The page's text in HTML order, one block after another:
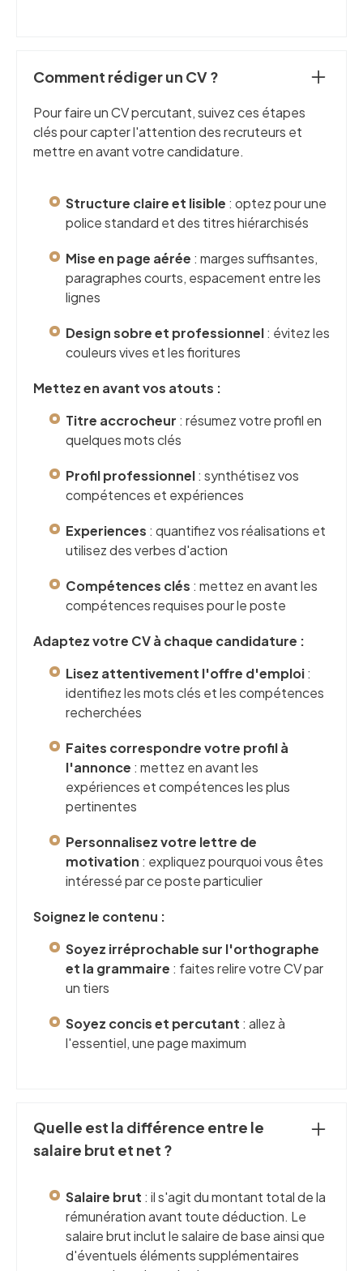
Comment rédiger un CV ?
Pour faire un CV percutant, suivez ces étapes
clés pour capter l'attention des recruteurs et
mettre en avant votre candidature.
Structure claire et lisible : optez pour une
police standard et des titres hiérarchisés
Mise en page aérée : marges suffisantes,
paragraphes courts, espacement entre les
lignes
Design sobre et professionnel: évitez les
couleurs vives et les fioritures
Mettez en avant vos atouts :
Titre accrocheur : résumez votre profil en
quelques mots clés
Profil professionnel: synthétisez vos
compétences et expériences
Experiences : quantifiez vos réalisations et
utilisez des verbes d'action
Compétences clés : mettez en avant les
compétences requises pour le poste
Adaptez votre CV à chaque candidature :
Lisez attentivement l'offre d'emploi:
identifiez les mots clés et les compétences
recherchées
Faites correspondre votre profil à
l'annonce : mettez en avant les
expériences et compétences les plus
pertinentes
Personnalisez votre lettre de
motivation : expliquez pourquoi vous êtes
intéressé par ce poste particulier
Soignez le contenu :
Soyez irréprochable sur l'orthographe
et la grammaire : faites relire votre CV par
un tiers
Soyez concis et percutant : allez à
l'essentiel, une page maximum
Quelle est la différence entre le
salaire brut et net ?
Salaire brut : il s'agit du montant total de la
rémunération avant toute déduction. Le
salaire brut inclut le salaire de base ainsi que
d'éventuels éléments supplémentaires